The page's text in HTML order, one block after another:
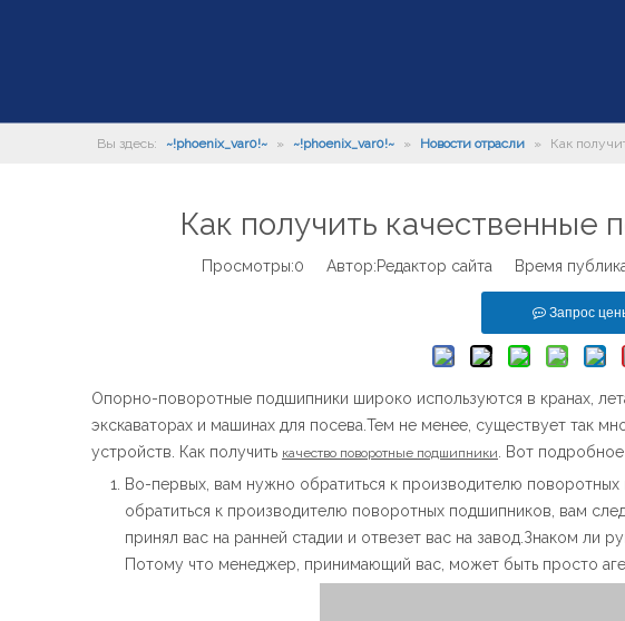
Вы здесь: ~!phoenix_var0!~ » ~!phoenix_var0!~ » Новости отрасли » Как
Как получить качественные
Просмотры:0 Автор:Pедактор сайта Время
Запрос
Опорно-поворотные подшипники широко используются в кранах,
экскаваторах и машинах для посева.Тем не менее, существует так
устройств. Как получить качество поворотные подшипники
. Вот
Во-первых, вам нужно обратиться к производителю
обратиться к производителю поворотных подшипников, вам
принял вас на ранней стадии и отвезет вас на завод.Знаком ли
Потому что менеджер, принимающий вас, может быть просто